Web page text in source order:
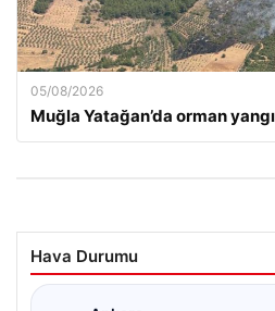
05/08/2026
Muğla Yatağan’da orman
Hava Durumu